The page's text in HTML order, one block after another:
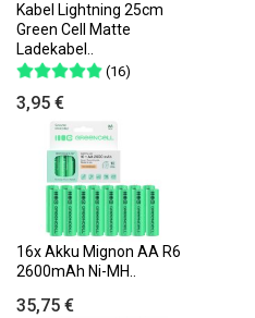
Kabel Lightning 25cm
Green Cell Matte
Ladekabel..
(16)
3,95 €
16x Akku Mignon AA R6
2600mAh Ni-MH..
35,75 €